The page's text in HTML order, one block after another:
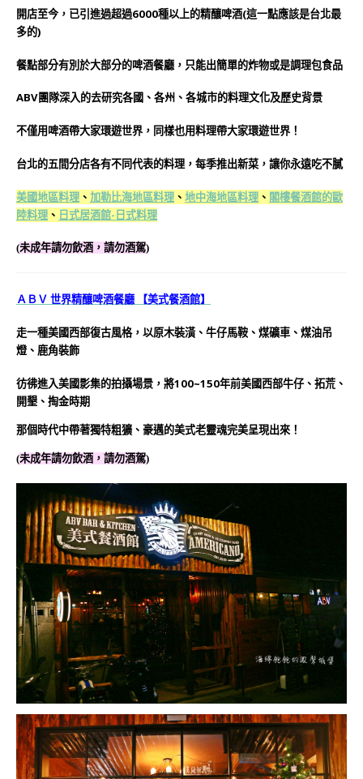
開店至今，已引進過超過6000種以上的精釀啤酒(這一點應該是台北最
多的)
餐點部分有別於大部分的啤酒餐廳，只能出簡單的炸物或是調理包食品
ABV團隊深入的去研究各國、各州、各城市的料理文化及歷史背景
不僅用啤酒帶大家環遊世界，同樣也用料理帶大家環遊世界！
台北的五間分店各有不同代表的料理，每季推出新菜，讓你永遠吃不膩
美國地區料理 、 加勒比海地區料理 、 地中海地區料理 、 閣樓餐酒館的歐
陸料理 、 日式居酒館-日式料理
(未成年請勿飲酒，請勿酒駕)
ＡＢＶ 世界精釀啤酒餐廳 【美式餐酒館】
走一種美國西部復古風格， 以原木裝潢、牛仔馬鞍、煤礦車、煤油吊
燈、鹿角裝飾
彷彿進入美國影集的拍攝場景， 將100~150年前美國西部牛仔、拓荒、
開墾、掏金時期
那個時代中帶著獨特粗獷、豪邁的美式老靈魂完美呈現出來！
(未成年請勿飲酒，請勿酒駕)